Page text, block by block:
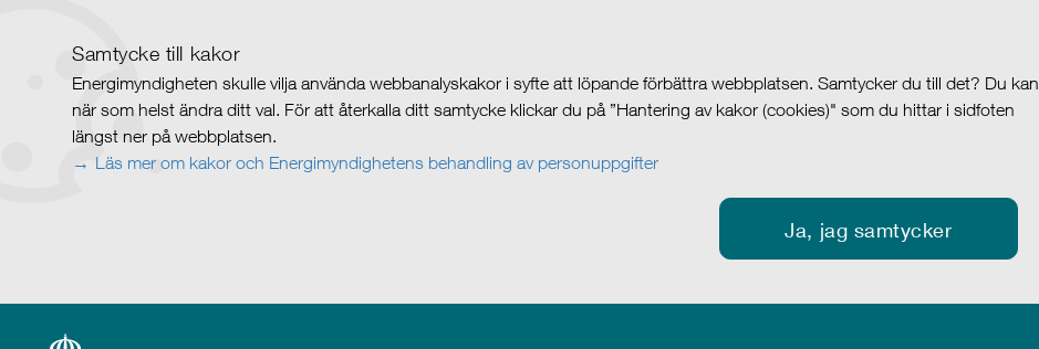
Samtycke till kakor
Energimyndigheten skulle vilja använda webbanalyskakor i syfte att löpande förbättra webbplatsen. Samtycker du till det? Du kan
när som helst ändra ditt val. För att återkalla ditt samtycke klickar du på ”Hantering av kakor (cookies)" som du hittar i sidfoten
längst ner på webbplatsen.
Läs mer om kakor och Energimyndighetens behandling av personuppgifter
Ja, jag samtycker